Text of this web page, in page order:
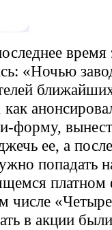
время
«Ночью
форму,
ее, а после
попадать
в акции